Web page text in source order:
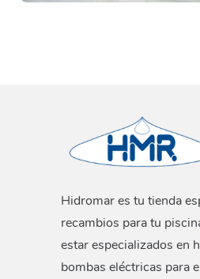
Hidromar es tu tienda
recambios para tu
estar especializados en
bombas eléctricas para